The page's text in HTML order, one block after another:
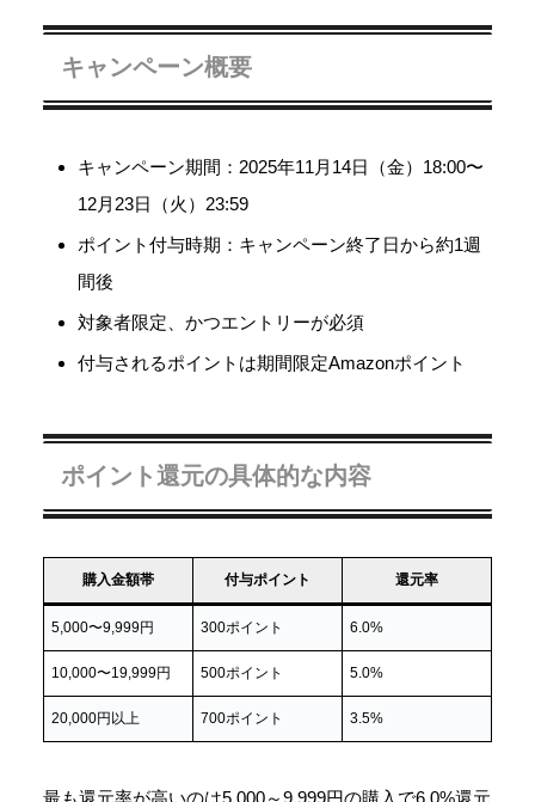
キャンペーン概要
キャンペーン期間：2025年11月14日（金）18:00〜
12月23日（火）23:59
ポイント付与時期：キャンペーン終了日から約1週
間後
対象者限定、かつエントリーが必須
付与されるポイントは期間限定Amazonポイント
ポイント還元の具体的な内容
購入金額帯 付与ポイント 還元率
5,000〜9,999円 300ポイント 6.0%
10,000〜19,999円 500ポイント 5.0%
20,000円以上 700ポイント 3.5%
最も還元率が高いのは5,000～9,999円の購入で6.0%還元